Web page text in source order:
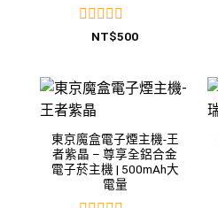
評
滿
分
5
NT$500
東京魔盒電子煙主機-王
者紫晶 – 尊享全鋁合金
電子菸主機 | 500mAh大
電量